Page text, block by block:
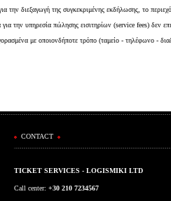
την διεξαγωγή της συγκεκριμένης εκδήλωσης, το
την υπηρεσία πώλησης εισιτηρίων (service fees) δεν
με οποιονδήποτε τρόπο (ταμείο - τηλέφωνο -
CONTACT
TICKET SERVICES - LOGISMIKI LTD
Call center: +30 210 7234567